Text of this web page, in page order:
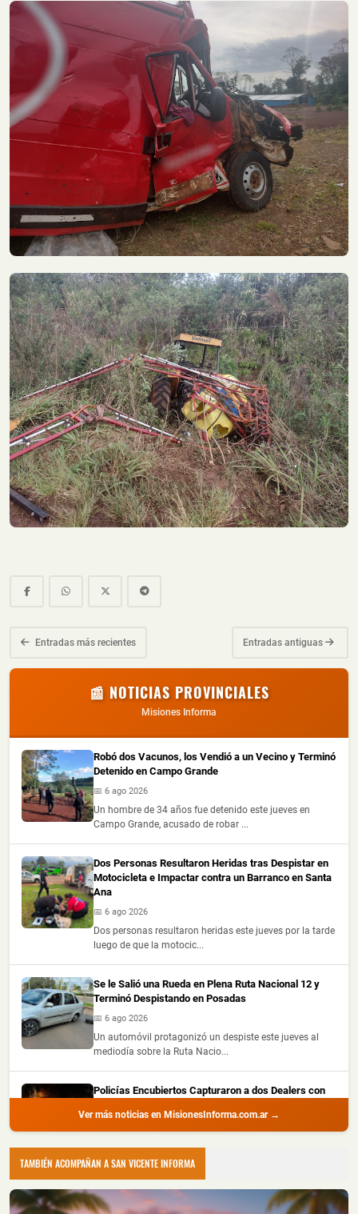
Entradas más recientes Entradas antiguas
📰 NOTICIAS PROVINCIALES
Misiones Informa
Robó dos Vacunos, los Vendió a un Vecino y Terminó
Detenido en Campo Grande
📅 6 ago 2026
Un hombre de 34 años fue detenido este jueves en
Campo Grande, acusado de robar ...
Dos Personas Resultaron Heridas tras Despistar en
Motocicleta e Impactar contra un Barranco en Santa
Ana
📅 6 ago 2026
Dos personas resultaron heridas este jueves por la tarde
luego de que la motocic...
Se le Salió una Rueda en Plena Ruta Nacional 12 y
Terminó Despistando en Posadas
📅 6 ago 2026
Un automóvil protagonizó un despiste este jueves al
mediodía sobre la Ruta Nacio...
Policías Encubiertos Capturaron a dos Dealers con
Puerto Iguazú
Dos presuntos dealers fueron demorados durante
Chocó a una Moto en Posadas, dejó dos Heridos y
Ver más noticias en MisionesInforma.com.ar →
TAMBIÉN ACOMPAÑAN A SAN VICENTE INFORMA